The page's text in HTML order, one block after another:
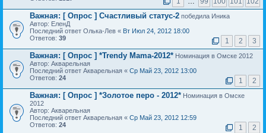
Важная: [ Опрос ] Счастливый статус-2 победила Иника
Автор: ЕленД
Последний ответ Олька-Лев « Вт Июл 24, 2012 18:00
Ответов: 39 1 2 3
Важная: [ Опрос ] *Trendy Mama-2012* Номинация в Омске 2012
Автор: Акварельная
Последний ответ Акварельная « Ср Май 23, 2012 13:00
Ответов: 24 1 2
Важная: [ Опрос ] *Золотое перо - 2012* Номинация в Омске
2012
Автор: Акварельная
Последний ответ Акварельная « Ср Май 23, 2012 12:59
Ответов: 24 1 2